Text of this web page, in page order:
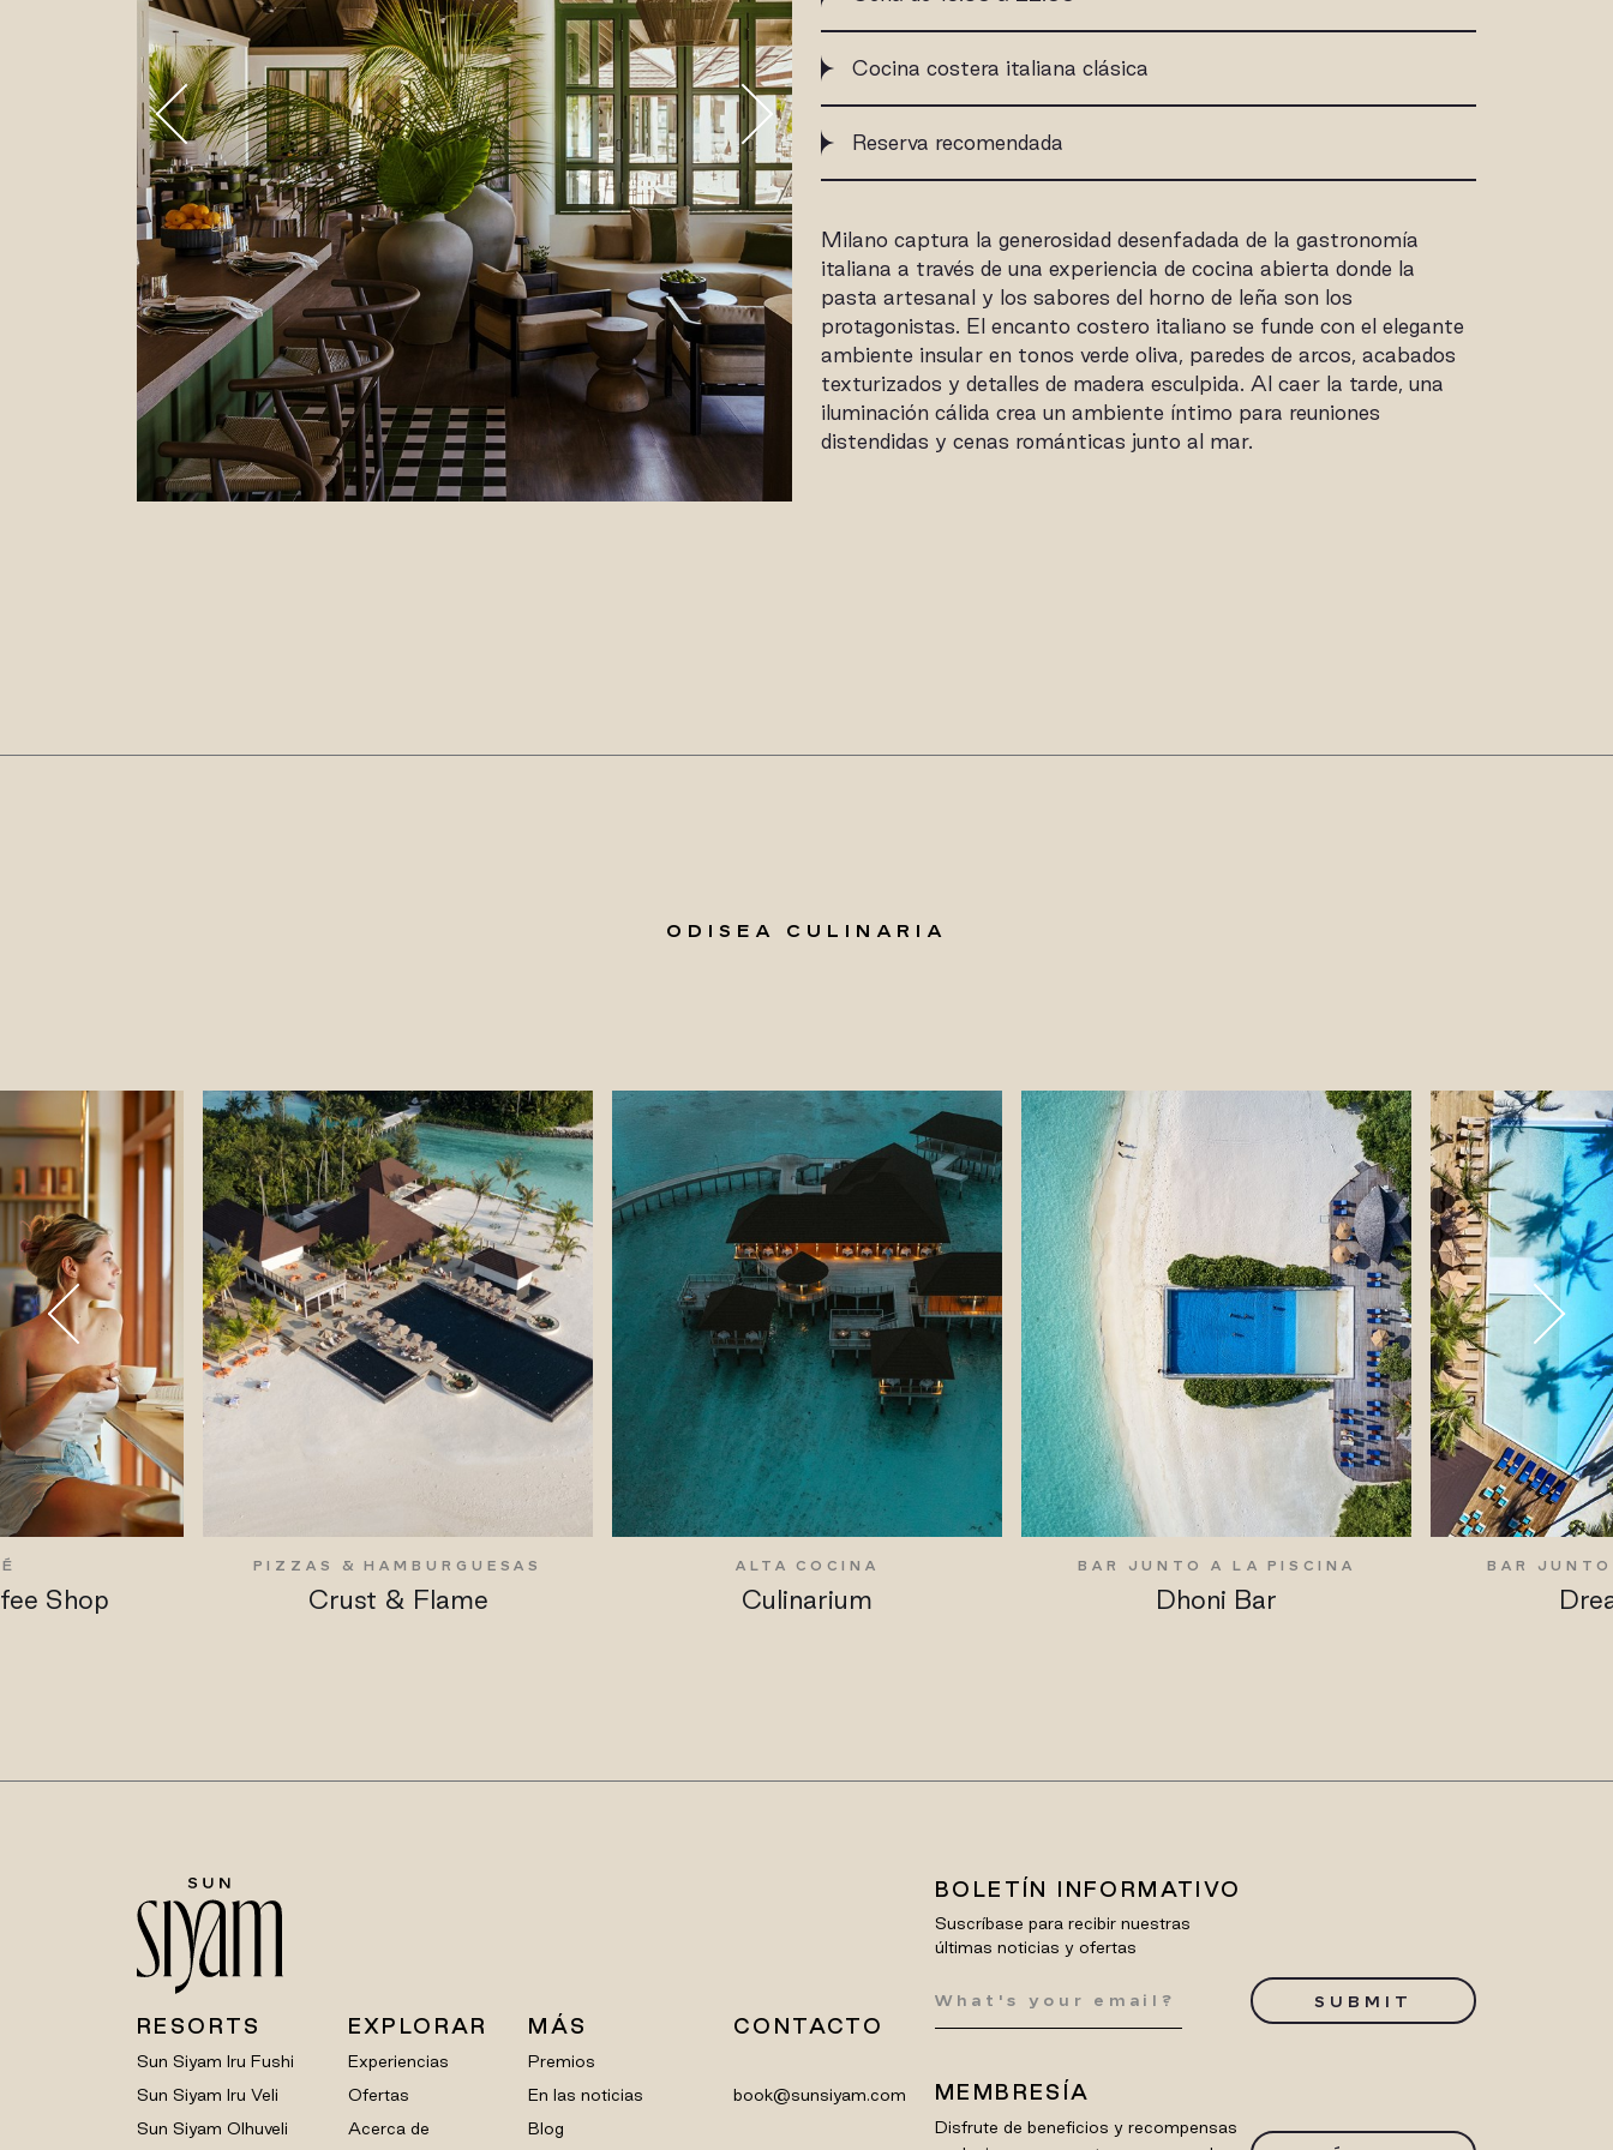
Cocina costera italiana clásica
Reserva recomendada
Milano captura la generosidad desenfadada de la gastronomía
italiana a través de una experiencia de cocina abierta donde la
pasta artesanal y los sabores del horno de leña son los
protagonistas. El encanto costero italiano se funde con el elegante
ambiente insular en tonos verde oliva, paredes de arcos, acabados
texturizados y detalles de madera esculpida. Al caer la tarde, una
iluminación cálida crea un ambiente íntimo para reuniones
distendidas y cenas románticas junto al mar.
ODISEA CULINARIA
Shop
PIZZAS & HAMBURGUESAS
Crust & Flame
ALTA COCINA
Culinarium
BAR JUNTO A LA PISCINA
Dhoni Bar
BAR
RESORTS
Sun Siyam Iru Fushi
Sun Siyam Iru Veli
Sun Siyam Olhuveli
EXPLORAR
Experiencias
Ofertas
Acerca de
MÁS
Premios
En las noticias
Blog
CONTACTO
book@sunsiyam.com
BOLETÍN INFORMATIVO
Suscríbase para recibir nuestras
últimas noticias y ofertas
SUBMIT
MEMBRESÍA
Disfrute de beneficios y recompensas